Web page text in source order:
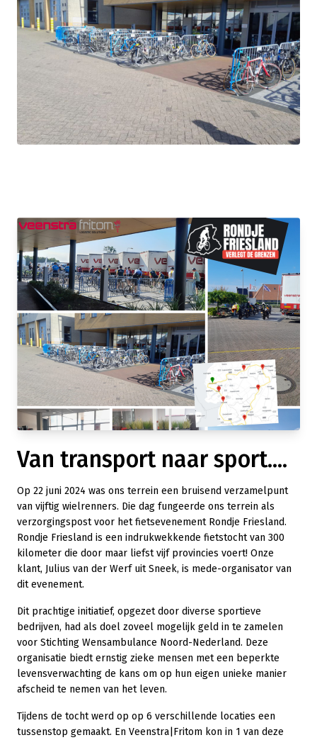
Van transport naar sport....
Op 22 juni 2024 was ons terrein een bruisend verzamelpunt
van vijftig wielrenners. Die dag fungeerde ons terrein als
verzorgingspost voor het fietsevenement Rondje Friesland.
Rondje Friesland is een indrukwekkende fietstocht van 300
kilometer die door maar liefst vijf provincies voert! Onze
klant, Julius van der Werf uit Sneek, is mede-organisator van
dit evenement.
Dit prachtige initiatief, opgezet door diverse sportieve
bedrijven, had als doel zoveel mogelijk geld in te zamelen
voor Stichting Wensambulance Noord-Nederland. Deze
organisatie biedt ernstig zieke mensen met een beperkte
levensverwachting de kans om op hun eigen unieke manier
afscheid te nemen van het leven.
Tijdens de tocht werd op op 6 verschillende locaties een
tussenstop gemaakt. En Veenstra|Fritom kon in 1 van deze